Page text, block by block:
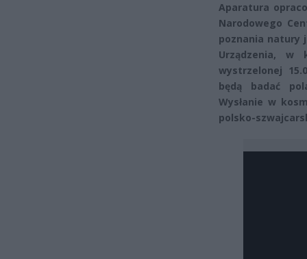
Aparatura
Narodowego
poznania natury
Urządzenia, w
wystrzelonej
będą badać
Wysłanie w
polsko-